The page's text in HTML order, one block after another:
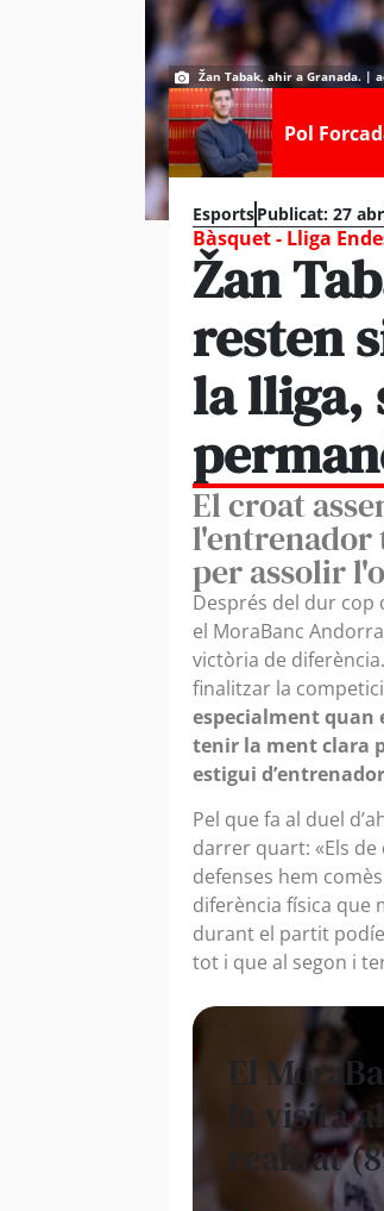
Žan Tabak, ahir a Granada. |
Pol
EsportsPublicat: 27
Bàsquet - Lliga
Žan
resten
la lliga,
El croat
per assolir
Després del dur cop
el MoraBanc
victòria de
finalitzar la
especialment quan
tenir la ment clara
estigui
Pel que fa al duel
darrer quart: «Els
defenses hem
diferència física que
durant el partit
tot i que al segon i
El
la visita
realitat